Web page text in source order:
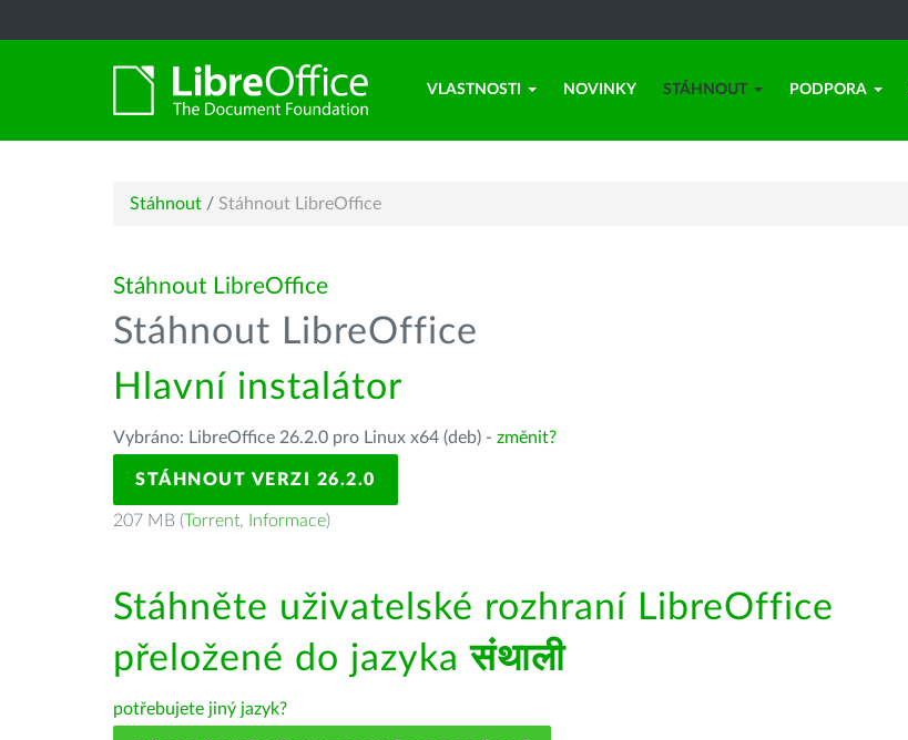
VLASTNOSTI NOVINKY STÁHNOUT PODPORA
Stáhnout / Stáhnout LibreOffice
Stáhnout LibreOffice
Stáhnout LibreOffice
Hlavní instalátor
Vybráno: LibreOffice 26.2.0 pro Linux x64 (deb) - změnit?
STÁHNOUT VERZI 26.2.0
207 MB (Torrent, Informace)
Stáhněte uživatelské rozhraní LibreOffice
přeložené do jazykaसंथाली
potřebujete jiný jazyk?